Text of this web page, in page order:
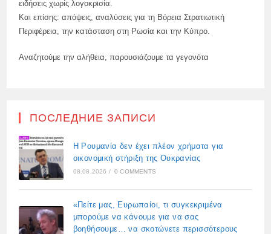
ειδήσεις χωρίς λογοκρισία.
Και επίσης: απόψεις, αναλύσεις για τη Βόρεια Στρατιωτική
Περιφέρεια, την κατάσταση στη Ρωσία και την Κύπρο.
Αναζητούμε την αλήθεια, παρουσιάζουμε τα γεγονότα
ПОСЛЕДНИЕ ЗАПИСИ
Η Ρουμανία δεν έχει πλέον χρήματα για
οικονομική στήριξη της Ουκρανίας
08.08.2026 / 0 COMMENTS
«Πείτε μας, Ευρωπαίοι, τι συγκεκριμένα
μπορούμε να κάνουμε για να σας
βοηθήσουμε… να σκοτώνετε περισσότερους